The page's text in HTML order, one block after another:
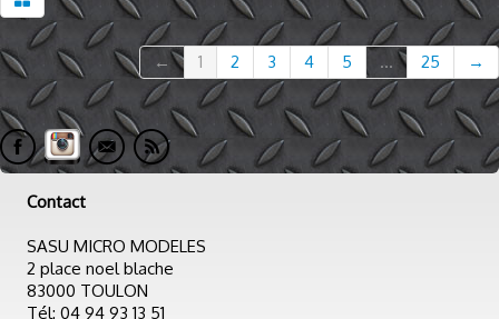
← 1 2 3 4 5 ... 25 →
Contact
SASU MICRO MODELES
2 place noel blache
83000 TOULON
Tél: 04 94 93 13 51